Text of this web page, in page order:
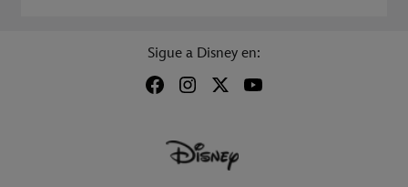
Sigue a Disney en: